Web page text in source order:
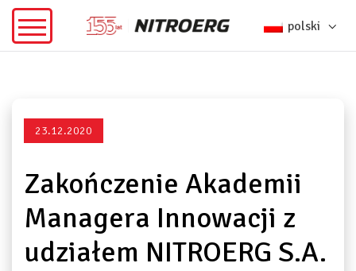
polski
23.12.2020
Zakończenie Akademii
Managera Innowacji z
udziałem NITROERG S.A.